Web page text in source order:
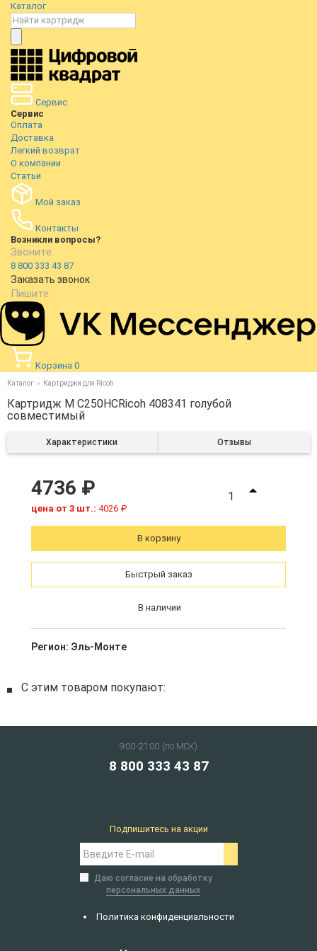
Каталог
Сервис
Сервис
Оплата
Доставка
Легкий возврат
О компании
Статьи
Мой заказ
Контакты
Возникли вопросы?
Звоните:
8 800 333 43 87
Заказать звонок
Пишите:
Корзина 0
Каталог Картриджи для Ricoh
Картридж M C250HCRicoh 408341 голубой
совместимый
Характеристики Отзывы
4736 ₽
цена от 3 шт.: 4026 ₽
1
В корзину
Быстрый заказ
В наличии
Регион: Эль-Монте
С этим товаром покупают:
9:00-21:00 (по МСК)
8 800 333 43 87
Политика конфиденциальности
Подпишитесь на акции
Даю согласие на обработку
персональных данных